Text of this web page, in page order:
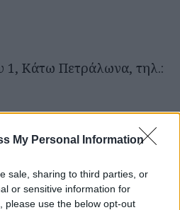
My Personal Information
sale, sharing to third parties, or
or sensitive information for
please use the below opt-out
1, Κάτω Πετράλωνα, τηλ.: